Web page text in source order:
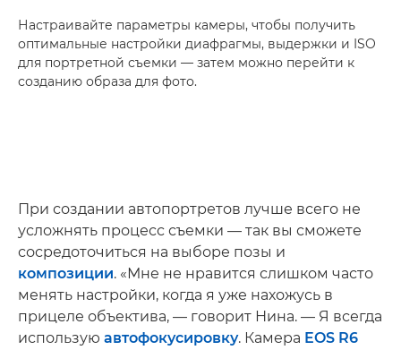
Настраивайте параметры камеры, чтобы получить
оптимальные настройки диафрагмы, выдержки и ISO
для портретной съемки — затем можно перейти к
созданию образа для фото.
При создании автопортретов лучше всего не
усложнять процесс съемки — так вы сможете
сосредоточиться на выборе позы и
композиции. «Мне не нравится слишком часто
менять настройки, когда я уже нахожусь в
прицеле объектива, — говорит Нина. — Я всегда
использую автофокусировку. Камера EOS R6